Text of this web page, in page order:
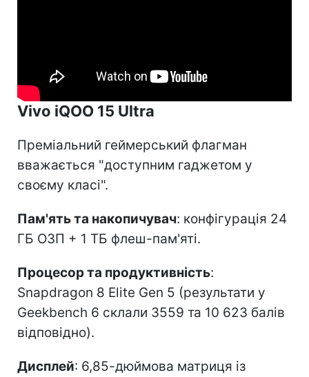
Vivo iQOO 15 Ultra
Преміальний геймерський флагман
вважається "доступним гаджетом у
своєму класі".
Пам'ять та накопичувач: конфігурація 24
ГБ ОЗП + 1 ТБ флеш-пам'яті.
Процесор та продуктивність:
Snapdragon 8 Elite Gen 5 (результати у
Geekbench 6 склали 3559 та 10 623 балів
відповідно).
Дисплей: 6,85-дюймова матриця із